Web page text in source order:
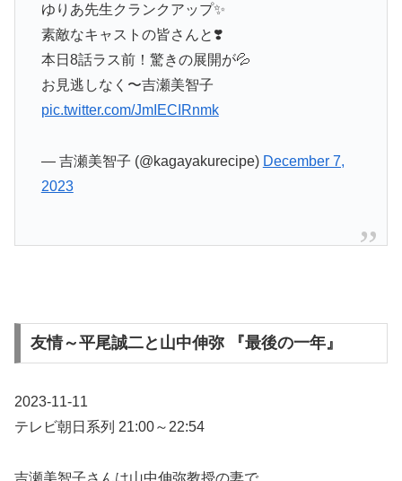
ゆりあ先生クランクアップ✨
素敵なキャストの皆さんと❣️
本日8話ラス前！驚きの展開が💦
お見逃しなく〜吉瀬美智子
pic.twitter.com/JmIECIRnmk
— 吉瀬美智子 (@kagayakurecipe) December 7,
2023
友情～平尾誠二と山中伸弥 『最後の一年』
2023-11-11
テレビ朝日系列 21:00～22:54
吉瀬美智子さんは山中伸弥教授の妻で